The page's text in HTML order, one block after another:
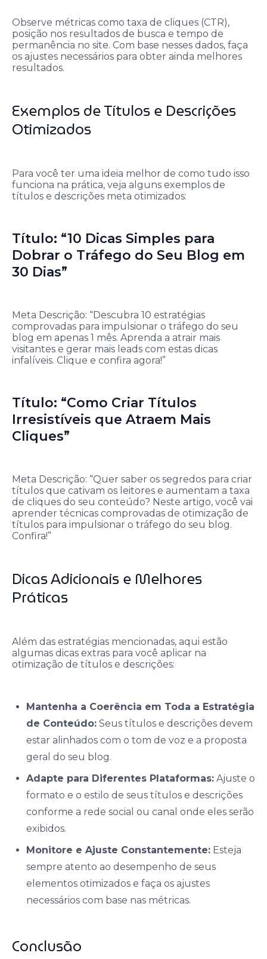
Observe métricas como taxa de cliques (CTR),
posição nos resultados de busca e tempo de
permanência no site. Com base nesses dados, faça
os ajustes necessários para obter ainda melhores
resultados.
Exemplos de Títulos e Descrições
Otimizados
Para você ter uma ideia melhor de como tudo isso
funciona na prática, veja alguns exemplos de
títulos e descrições meta otimizados:
Título: “10 Dicas Simples para
Dobrar o Tráfego do Seu Blog em
30 Dias”
Meta Descrição: “Descubra 10 estratégias
comprovadas para impulsionar o tráfego do seu
blog em apenas 1 mês. Aprenda a atrair mais
visitantes e gerar mais leads com estas dicas
infalíveis. Clique e confira agora!”
Título: “Como Criar Títulos
Irresistíveis que Atraem Mais
Cliques”
Meta Descrição: “Quer saber os segredos para criar
títulos que cativam os leitores e aumentam a taxa
de cliques do seu conteúdo? Neste artigo, você vai
aprender técnicas comprovadas de otimização de
títulos para impulsionar o tráfego do seu blog.
Confira!”
Dicas Adicionais e Melhores
Práticas
Além das estratégias mencionadas, aqui estão
algumas dicas extras para você aplicar na
otimização de títulos e descrições:
Mantenha a Coerência em Toda a Estratégia
de Conteúdo: Seus títulos e descrições devem
estar alinhados com o tom de voz e a proposta
geral do seu blog.
Adapte para Diferentes Plataformas: Ajuste o
formato e o estilo de seus títulos e descrições
conforme a rede social ou canal onde eles serão
exibidos.
Monitore e Ajuste Constantemente: Esteja
sempre atento ao desempenho de seus
elementos otimizados e faça os ajustes
necessários com base nas métricas.
Conclusão